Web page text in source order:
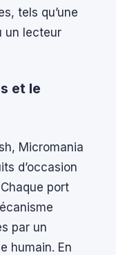
tels qu’une
un lecteur
et le
Micromania
d’occasion
port
par un
humain. En